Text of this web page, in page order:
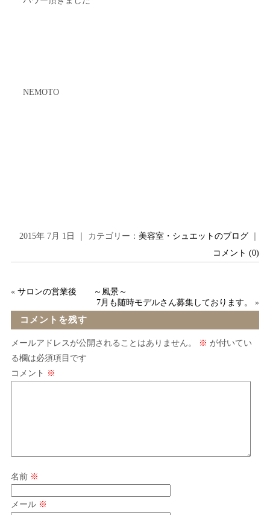
NEMOTO
2015年 7月 1日 ｜ カテゴリー： 美容室・シュエットのブログ
コメント (0)
« サロンの営業後 ～風景～
7月も随時モデルさん募集しております。
»
コメントを残す
メールアドレスが公開されることはありません。 ※ が付いてい
る欄は必須項目です
コメント ※
名前 ※
メール ※